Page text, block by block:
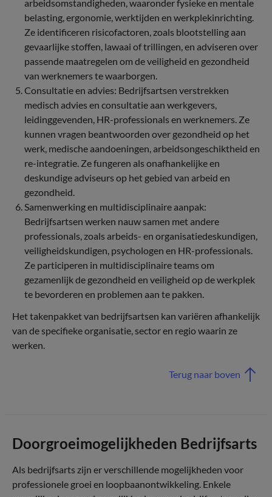
arbeidsomstandigheden, waaronder fysieke en mentale
belasting, ergonomie, werktijden en werkplekinrichting.
Ze identificeren risicofactoren, zoals blootstelling aan
gevaarlijke stoffen, lawaai of trillingen, en adviseren over
passende maatregelen om de veiligheid en gezondheid
van werknemers te waarborgen.
Consultatie en advies: Bedrijfsartsen verstrekken
medisch advies en consultatie aan werkgevers,
leidinggevenden, HR-professionals en werknemers. Ze
kunnen vragen beantwoorden over gezondheid op het
werk, medische aandoeningen, arbeidsongeschiktheid en
re-integratie. Ze fungeren als onafhankelijke en
deskundige adviseurs op het gebied van arbeid en
gezondheid.
Samenwerking en multidisciplinaire aanpak:
Bedrijfsartsen werken nauw samen met andere
professionals, zoals arbeids- en organisatiedeskundigen,
veiligheidskundigen, psychologen en HR-professionals.
Ze participeren in multidisciplinaire teams om
gezamenlijk de gezondheid en veiligheid op de werkplek
te bevorderen en problemen aan te pakken.
Het takenpakket van bedrijfsartsen kan variëren afhankelijk
van de specifieke organisatie, sector en regio waarin ze
werken.
Terug naar boven
Doorgroeimogelijkheden Bedrijfsarts
Als bedrijfsarts zijn er verschillende mogelijkheden voor
professionele groei en loopbaanontwikkeling. Enkele